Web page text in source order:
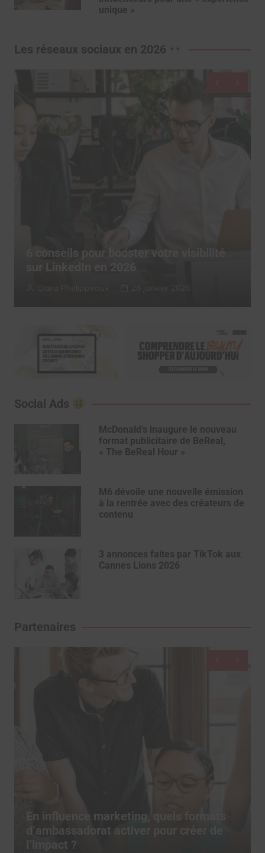
unique »
Les réseaux sociaux en 2026
publient sur les réseaux sociaux, depuis
2025
Social Ads
McDonald’s inaugure le nouveau
format publicitaire de BeReal,
« The BeReal Hour »
M6 dévoile une nouvelle émission
à la rentrée avec des créateurs de
contenu
3 annonces faites par TikTok aux
Cannes Lions 2026
Partenaires
TERRITORY Influence dévoile son
“Authenticity System” pour réconcilier
influence et confiance